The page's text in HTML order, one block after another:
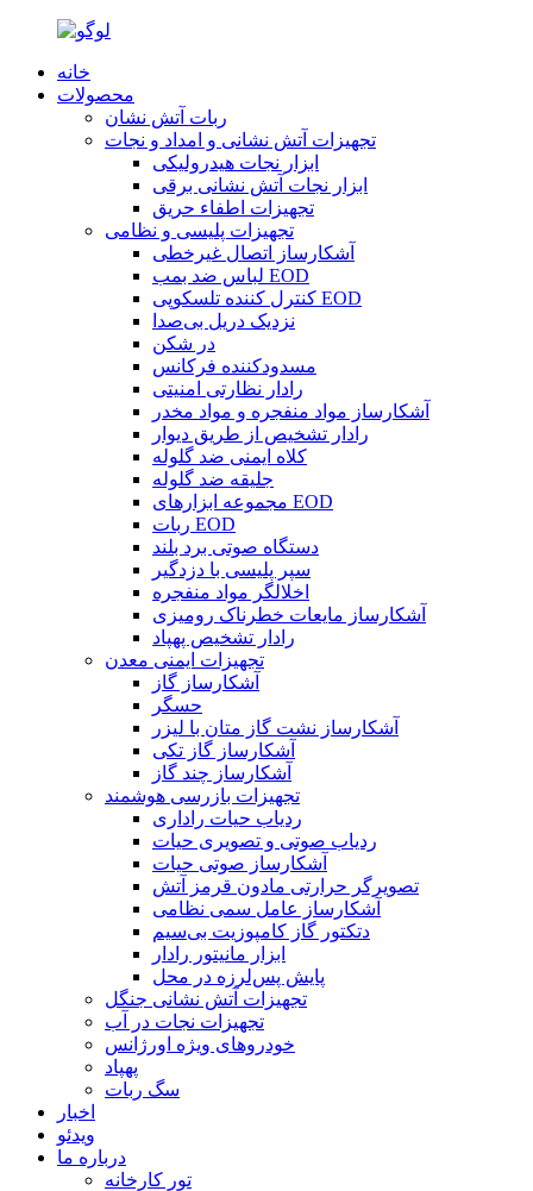
خانه
محصولات
ربات آتش نشان
تجهیزات آتش نشانی و امداد و نجات
ابزار نجات هیدرولیکی
ابزار نجات آتش نشانی برقی
تجهیزات اطفاء حریق
تجهیزات پلیسی و نظامی
آشکارساز اتصال غیرخطی
لباس ضد بمب EOD
کنترل کننده تلسکوپی EOD
نزدیک دریل بی‌صدا
در شکن
مسدودکننده فرکانس
رادار نظارتی امنیتی
آشکارساز مواد منفجره و مواد مخدر
رادار تشخیص از طریق دیوار
کلاه ایمنی ضد گلوله
جلیقه ضد گلوله
مجموعه ابزارهای EOD
ربات EOD
دستگاه صوتی برد بلند
سپر پلیسی با دزدگیر
اخلالگر مواد منفجره
آشکارساز مایعات خطرناک رومیزی
رادار تشخیص پهپاد
تجهیزات ایمنی معدن
آشکارساز گاز
حسگر
آشکارساز نشت گاز متان با لیزر
آشکارساز گاز تکی
آشکارساز چند گاز
تجهیزات بازرسی هوشمند
ردیاب حیات راداری
ردیاب صوتی و تصویری حیات
آشکارساز صوتی حیات
تصویرگر حرارتی مادون قرمز آتش
آشکارساز عامل سمی نظامی
دتکتور گاز کامپوزیت بی‌سیم
ابزار مانیتور رادار
پایش پس‌لرزه در محل
تجهیزات آتش نشانی جنگل
تجهیزات نجات در آب
خودروهای ویژه اورژانس
پهپاد
سگ ربات
اخبار
ویدئو
درباره ما
تور کارخانه